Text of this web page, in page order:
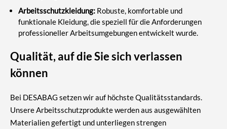
Arbeitsschutzkleidung: Robuste, komfortable und
funktionale Kleidung, die speziell für die Anforderungen
professioneller Arbeitsumgebungen entwickelt wurde.
Qualität, auf die Sie sich verlassen
können
Bei DESABAG setzen wir auf höchste Qualitätsstandards.
Unsere Arbeitsschutzprodukte werden aus ausgewählten
Materialien gefertigt und unterliegen strengen